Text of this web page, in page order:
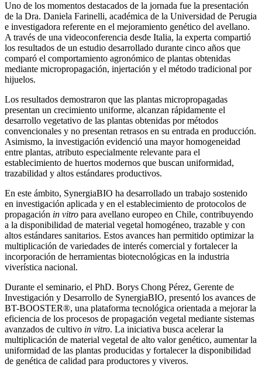
Uno de los momentos destacados de la jornada fue la presentación
de la Dra. Daniela Farinelli, académica de la Universidad de Perugia
e investigadora referente en el mejoramiento genético del avellano.
A través de una videoconferencia desde Italia, la experta compartió
los resultados de un estudio desarrollado durante cinco años que
comparó el comportamiento agronómico de plantas obtenidas
mediante micropropagación, injertación y el método tradicional por
hijuelos.
Los resultados demostraron que las plantas micropropagadas
presentan un crecimiento uniforme, alcanzan rápidamente el
desarrollo vegetativo de las plantas obtenidas por métodos
convencionales y no presentan retrasos en su entrada en producción.
Asimismo, la investigación evidenció una mayor homogeneidad
entre plantas, atributo especialmente relevante para el
establecimiento de huertos modernos que buscan uniformidad,
trazabilidad y altos estándares productivos.
En este ámbito, SynergiaBIO ha desarrollado un trabajo sostenido
en investigación aplicada y en el establecimiento de protocolos de
propagación in vitro para avellano europeo en Chile, contribuyendo
a la disponibilidad de material vegetal homogéneo, trazable y con
altos estándares sanitarios. Estos avances han permitido optimizar la
multiplicación de variedades de interés comercial y fortalecer la
incorporación de herramientas biotecnológicas en la industria
viverística nacional.
Durante el seminario, el PhD. Borys Chong Pérez, Gerente de
Investigación y Desarrollo de SynergiaBIO, presentó los avances de
BT-BOOSTER®, una plataforma tecnológica orientada a mejorar la
eficiencia de los procesos de propagación vegetal mediante sistemas
avanzados de cultivo in vitro. La iniciativa busca acelerar la
multiplicación de material vegetal de alto valor genético, aumentar la
uniformidad de las plantas producidas y fortalecer la disponibilidad
de genética de calidad para productores y viveros.